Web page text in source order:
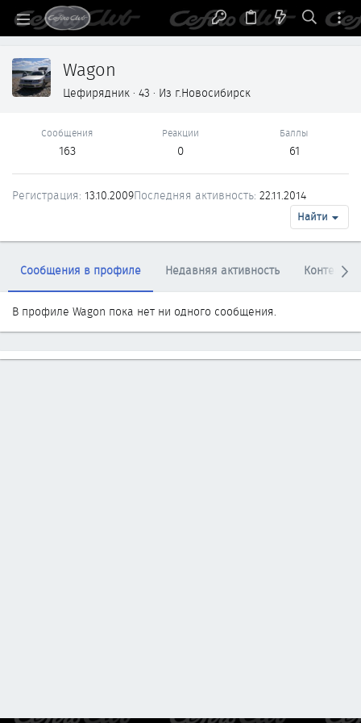
Wagon
Цефирядник · 43 · Из г.Новосибирск
Сообщения
163
Реакции
0
Баллы
61
Регистрация 13.10.2009Последняя активность 22.11.2014
Найти
Сообщения в профиле Недавняя активность Контент
В профиле Wagon пока нет ни одного сообщения.